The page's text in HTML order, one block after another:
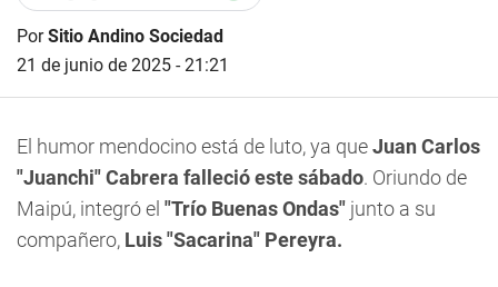
PorSitio Andino Sociedad
21 de junio de 2025 - 21:21
El humor mendocino está de luto, ya queJuan Carlos
"Juanchi" Cabrera falleció este sábado. Oriundo de
Maipú, integró el "Trío Buenas Ondas" junto a su
compañero, Luis "Sacarina" Pereyra.